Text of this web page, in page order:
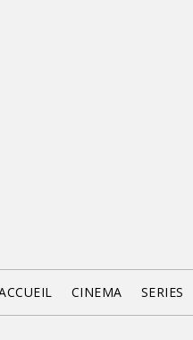
CINEMA SERIES